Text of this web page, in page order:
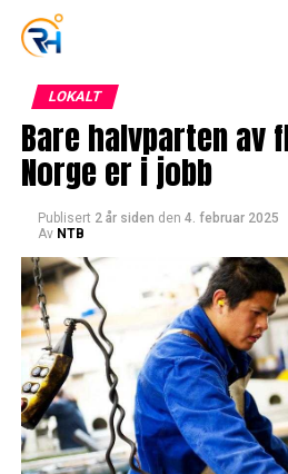
LOKALT
Bare halvparten av
Norge er i jobb
Publisert 2 år siden den 4. februar 2025
Av NTB